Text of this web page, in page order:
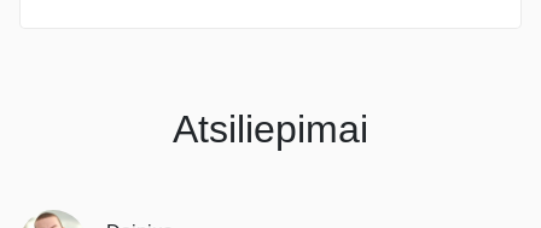
Atsiliepimai